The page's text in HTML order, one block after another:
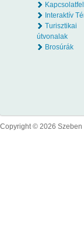
Interaktív
Turisztikai
útvonalak
Brosúrák
Copyright © 2026 Szeben